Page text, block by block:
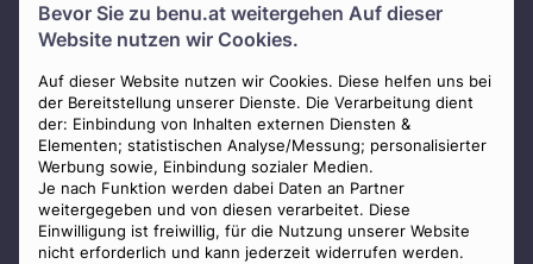
Bevor Sie zu benu.at weitergehen Auf dieser
Website nutzen wir Cookies.
Auf dieser Website nutzen wir Cookies. Diese helfen uns bei
der Bereitstellung unserer Dienste. Die Verarbeitung dient
der: Einbindung von Inhalten externen Diensten &
Elementen; statistischen Analyse/Messung; personalisierter
Werbung sowie, Einbindung sozialer Medien.
Je nach Funktion werden dabei Daten an Partner
weitergegeben und von diesen verarbeitet. Diese
Einwilligung ist freiwillig, für die Nutzung unserer Website
nicht erforderlich und kann jederzeit widerrufen werden.
Über uns
Presse
AGB
Impressum
Datenschutz
Widerrufsbelehrung
Zahlungsmöglichkeiten